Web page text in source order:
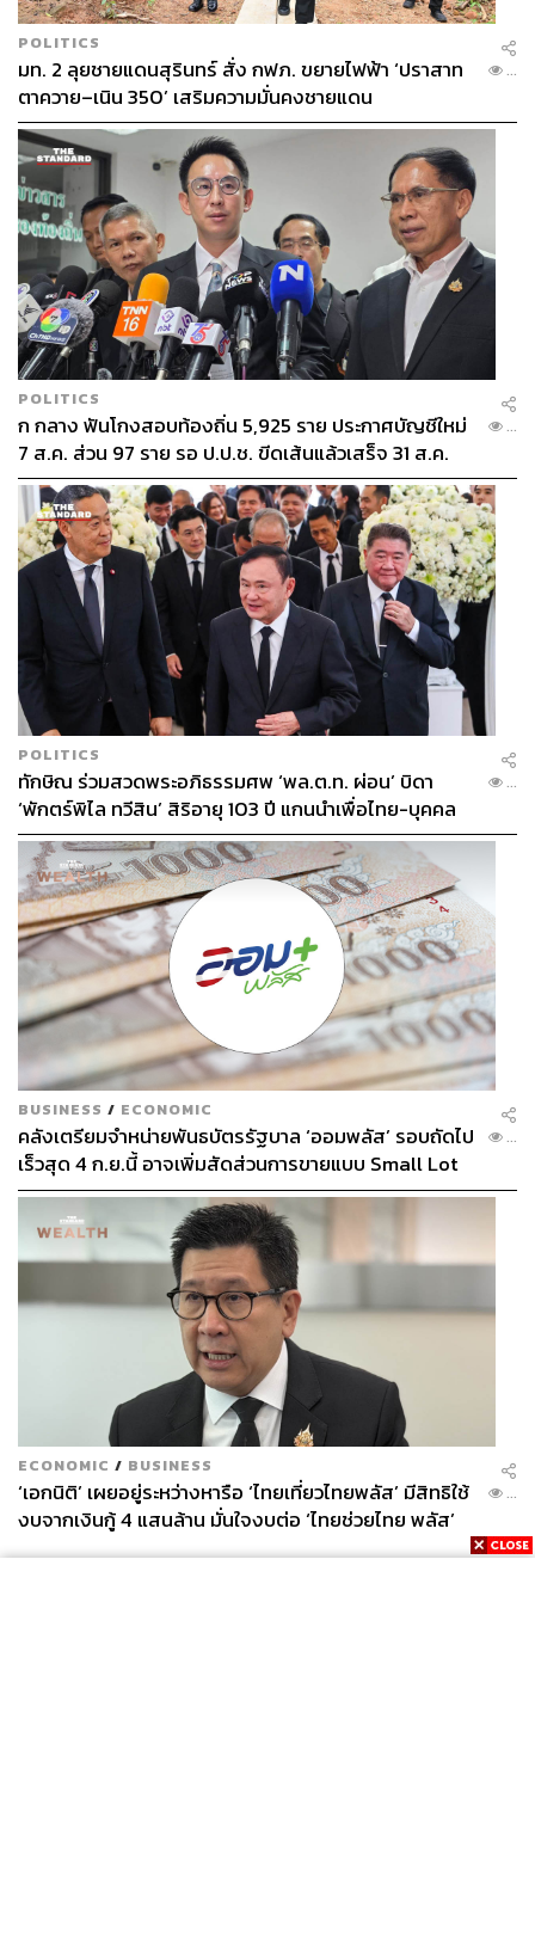
POLITICS
มท. 2 ลุยชายแดนสุรินทร์ สั่ง กฟภ. ขยายไฟฟ้า ‘ปราสาท
ตาควาย–เนิน 350’ เสริมความมั่นคงชายแดน
...
POLITICS
ก กลาง ฟันโกงสอบท้องถิ่น 5,925 ราย ประกาศบัญชีใหม่
7 ส.ค. ส่วน 97 ราย รอ ป.ป.ช. ขีดเส้นแล้วเสร็จ 31 ส.ค.
...
POLITICS
ทักษิณ ร่วมสวดพระอภิธรรมศพ ‘พล.ต.ท. ผ่อน’ บิดา
‘พักตร์พิไล ทวีสิน’ สิริอายุ 103 ปี แกนนำเพื่อไทย-บุคคล
หลากวงการร่วมอาลัย
...
BUSINESS / ECONOMIC
คลังเตรียมจำหน่ายพันธบัตรรัฐบาล ‘ออมพลัส’ รอบถัดไป
เร็วสุด 4 ก.ย.นี้ อาจเพิ่มสัดส่วนการขายแบบ Small Lot
First มากขึ้น
...
ECONOMIC / BUSINESS
‘เอกนิติ’ เผยอยู่ระหว่างหารือ ‘ไทยเที่ยวไทยพลัส’ มีสิทธิใช้
งบจากเงินกู้ 4 แสนล้าน มั่นใจงบต่อ ‘ไทยช่วยไทย พลัส’
เฟส 2 มีเพียงพอ
...